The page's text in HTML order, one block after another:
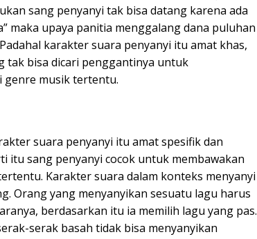
sang penyanyi tak bisa datang karena ada
maka upaya panitia menggalang dana puluhan
karakter suara penyanyi itu amat khas,
tak bisa dicari penggantinya untuk
genre musik tertentu.
suara penyanyi itu amat spesifik dan
itu sang penyanyi cocok untuk membawakan
Karakter suara dalam konteks menyanyi
Orang yang menyanyikan sesuatu lagu harus
berdasarkan itu ia memilih lagu yang pas.
serak basah tidak bisa menyanyikan